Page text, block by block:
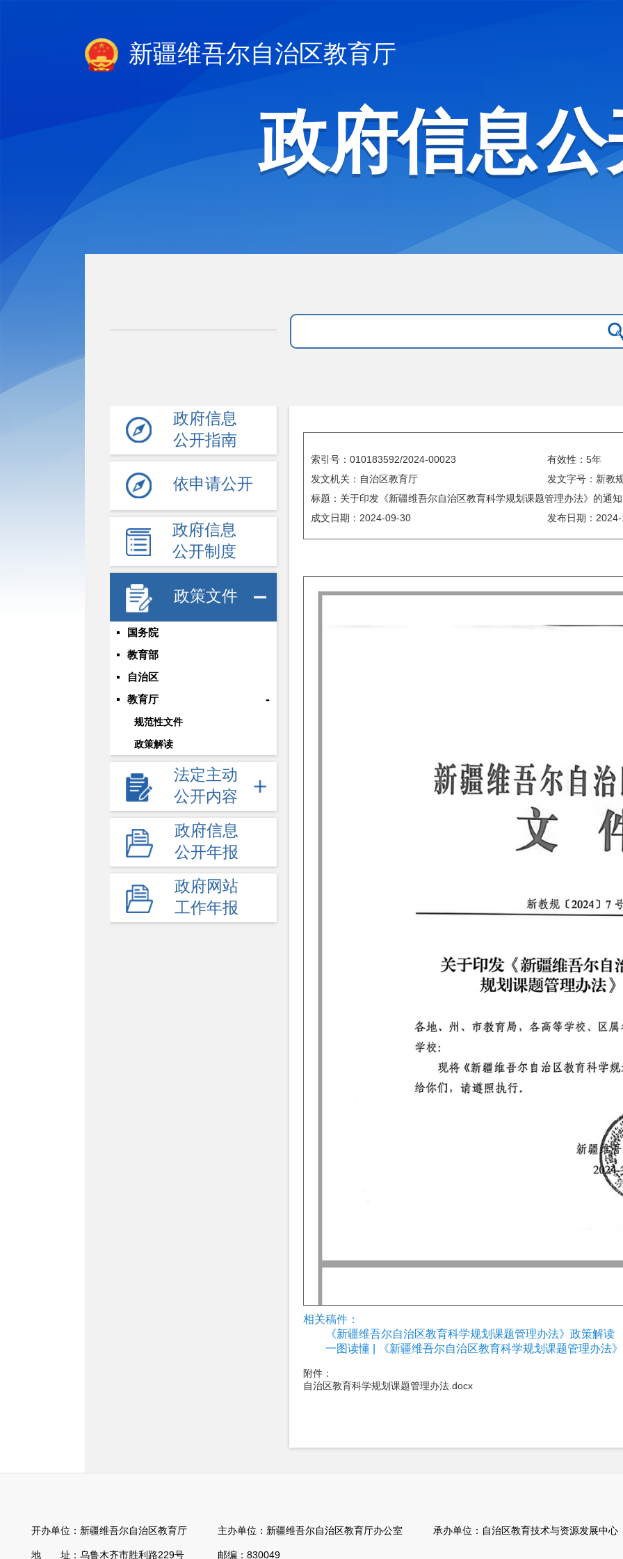
新疆维吾尔自治区教育厅
政府信息公
政府信息
公开指南
依申请公开
政府信息
公开制度
政策文件
国务院
教育部
自治区
教育厅
-
规范性文件
政策解读
法定主动
公开内容
政府信息
公开年报
政府网站
工作年报
索引号：010183592/2024-00023
有效性：5年
发文机关：自治区教育厅
发文字号：新教
标题：关于印发《新疆维吾尔自治区教育科学规划课题管理办法》的通知
成文日期： 2024-09-30 发布日期：
相关稿件：
《新疆维吾尔自治区教育科学规划课题管理办法》政策解读
一图读懂 | 《新疆维吾尔自治区教育科学规划课题管理办法
附件：
自治区教育科学规划课题管理办法.docx
开办单位：新疆维吾尔自治区教育厅 主办单位：新疆维吾尔自治区教育厅办公室 承办单位：自治区教育技术与资源发展中心
地 址：乌鲁木齐市胜利路229号 邮编：830049